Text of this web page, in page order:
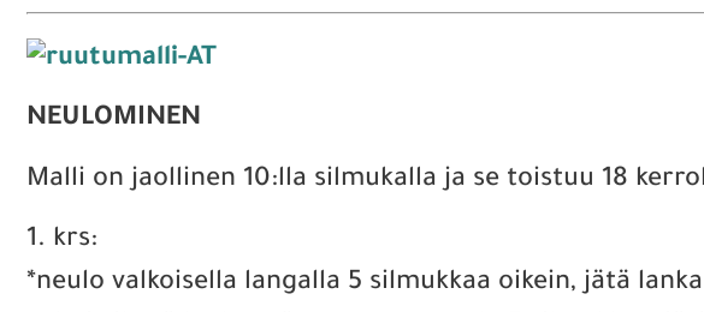
NEULOMINEN
Malli on jaollinen 10:lla silmukalla ja se toistuu 18
1. krs:
*neulo valkoisella langalla 5 silmukkaa oikein, jätä